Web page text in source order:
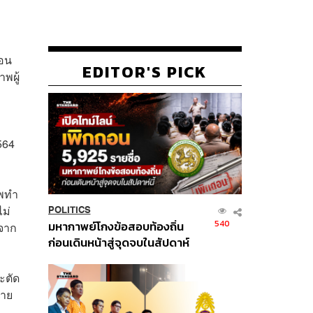
น
พผู้
ทำ
ม่
าก
ตัด
ย
EDITOR'S PICK
POLITICS
มหากาพย์โกงข้อสอบท้องถิ่น
ก่อนเดินหน้าสู่จุดจบในสัปดาห์
540